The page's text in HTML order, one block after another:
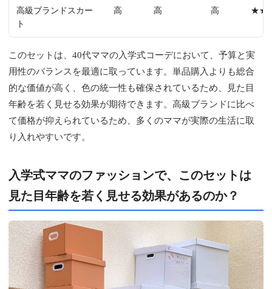
高級ブランドスカー
ト
高 高 高
このセットは、40代ママの入学式コーデにおいて、予算と実
用性のバランスを最適に取っています。単品購入よりも総合
的な価値が高く、色の統一性も確保されているため、見た目
年齢を若く見せる効果が期待できます。高級ブランドに比べ
て価格が抑えられているため、多くのママが実際の生活に取
り入れやすいです。
入学式ママのファッションで、このセットは
見た目年齢を若く見せる効果があるのか？